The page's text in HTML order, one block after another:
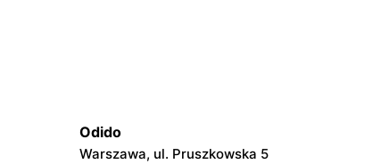
Odido
Warszawa, ul. Pruszkowska 5